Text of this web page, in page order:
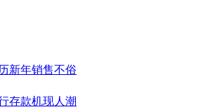
新年销售不俗
存款机现人潮